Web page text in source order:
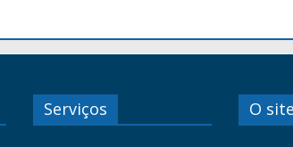
Serviços O site